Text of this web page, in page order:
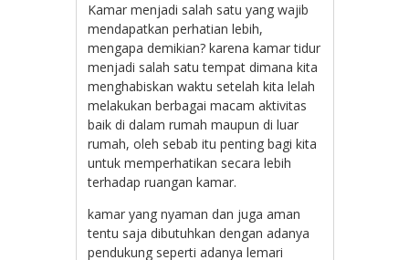
Kamar menjadi salah satu yang wajib
mendapatkan perhatian lebih,
mengapa demikian? karena kamar tidur
menjadi salah satu tempat dimana kita
menghabiskan waktu setelah kita lelah
melakukan berbagai macam aktivitas
baik di dalam rumah maupun di luar
rumah, oleh sebab itu penting bagi kita
untuk memperhatikan secara lebih
terhadap ruangan kamar.
kamar yang nyaman dan juga aman
tentu saja dibutuhkan dengan adanya
pendukung seperti adanya lemari